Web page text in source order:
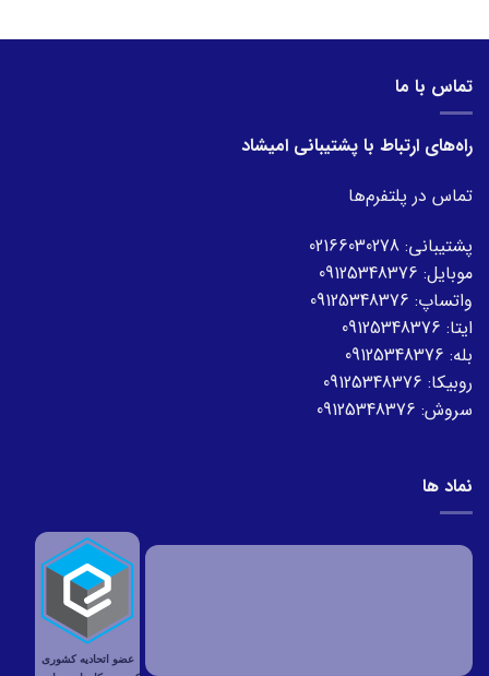
تماس با ما
راه‌های ارتباط با پشتیبانی امیشاد
تماس در پلتفرم‌ها
پشتیبانی: 02166030278
موبایل: 09125348376
واتساپ: 09125348376
ایتا: 09125348376
بله: 09125348376
روبیکا: 09125348376
سروش: 09125348376
نماد ها